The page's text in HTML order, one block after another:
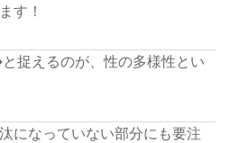
す！
捉えるのが、性の多様性とい
になっていない部分にも要注